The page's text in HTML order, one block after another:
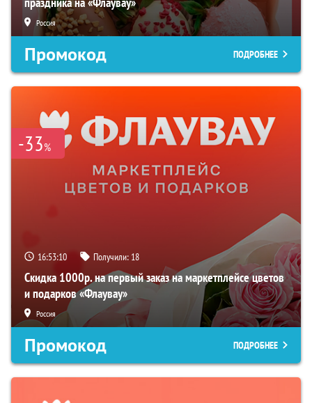
Россия
Промокод ПОДРОБНЕЕ
-33%
16:53:09 Получили: 18
Скидка 1000р. на первый заказ на маркетплейсе цветов
и подарков «Флаувау»
Россия
Промокод ПОДРОБНЕЕ